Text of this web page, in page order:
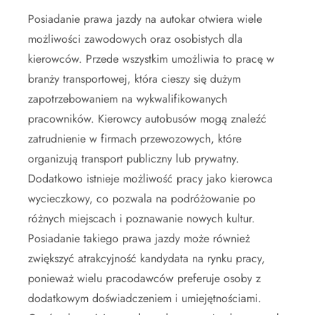
Posiadanie prawa jazdy na autokar otwiera wiele
możliwości zawodowych oraz osobistych dla
kierowców. Przede wszystkim umożliwia to pracę w
branży transportowej, która cieszy się dużym
zapotrzebowaniem na wykwalifikowanych
pracowników. Kierowcy autobusów mogą znaleźć
zatrudnienie w firmach przewozowych, które
organizują transport publiczny lub prywatny.
Dodatkowo istnieje możliwość pracy jako kierowca
wycieczkowy, co pozwala na podróżowanie po
różnych miejscach i poznawanie nowych kultur.
Posiadanie takiego prawa jazdy może również
zwiększyć atrakcyjność kandydata na rynku pracy,
ponieważ wielu pracodawców preferuje osoby z
dodatkowym doświadczeniem i umiejętnościami.